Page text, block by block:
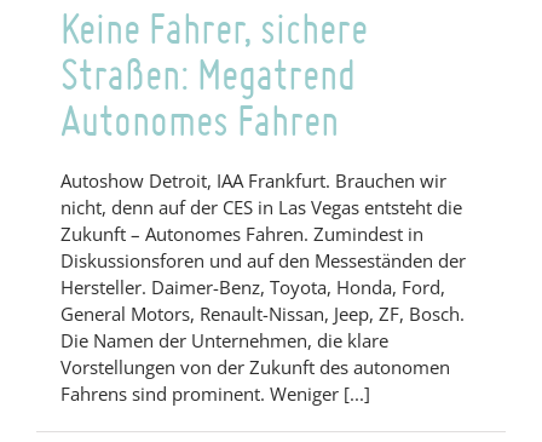
Keine Fahrer, sichere
Straßen: Megatrend
Autonomes Fahren
Autoshow Detroit, IAA Frankfurt. Brauchen wir
nicht, denn auf der CES in Las Vegas entsteht die
Zukunft – Autonomes Fahren. Zumindest in
Diskussionsforen und auf den Messeständen der
Hersteller. Daimer-Benz, Toyota, Honda, Ford,
General Motors, Renault-Nissan, Jeep, ZF, Bosch.
Die Namen der Unternehmen, die klare
Vorstellungen von der Zukunft des autonomen
Fahrens sind prominent. Weniger [...]